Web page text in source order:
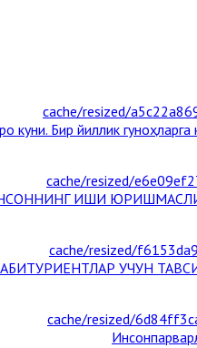
куни. Бир йиллик
ИШИ
АБИТУРИЕНТЛАР УЧУН